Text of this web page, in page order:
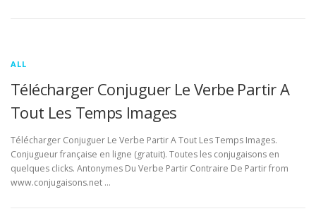
ALL
Télécharger Conjuguer Le Verbe Partir A
Tout Les Temps Images
Télécharger Conjuguer Le Verbe Partir A Tout Les Temps Images.
Conjugueur française en ligne (gratuit). Toutes les conjugaisons en
quelques clicks. Antonymes Du Verbe Partir Contraire De Partir from
www.conjugaisons.net …